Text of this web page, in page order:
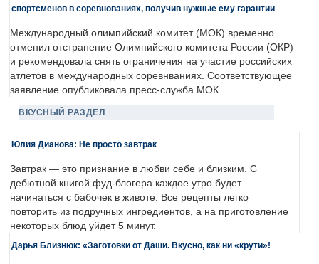
спортсменов в соревнованиях, получив нужные ему гарантии
Международный олимпийский комитет (МОК) временно
отменил отстранение Олимпийского комитета России (ОКР)
и рекомендовала снять ограничения на участие российских
атлетов в международных соревнваниях. Соответствующее
заявление опубликовала пресс-служба МОК.
ВКУСНЫЙ РАЗДЕЛ
Юлия Дианова: Не просто завтрак
Завтрак — это признание в любви себе и близким. С
дебютной книгой фуд-блогера каждое утро будет
начинаться с бабочек в животе. Все рецепты легко
повторить из подручных ингредиентов, а на приготовление
некоторых блюд уйдет 5 минут.
Дарья Близнюк: «Заготовки от Даши. Вкусно, как ни «крути»!